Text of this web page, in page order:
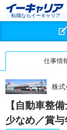
転職ならイーキャリア
仕事情
株式
【自動車整
少なめ／賞